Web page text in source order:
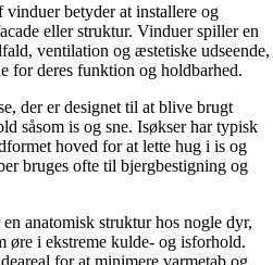
betyder at installere og
eller struktur. Vinduer spiller en
ventilation og æstetiske udseende,
for deres funktion og holdbarhed.
der er designet til at blive brugt
såsom is og sne. Isøkser har typisk
hoved for at lette hug i is og
bruges ofte til bjergbestigning og
anatomisk struktur hos nogle dyr,
øre i ekstreme kulde- og isforhold.
for at minimere varmetab og